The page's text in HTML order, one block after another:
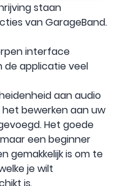
staan
van GarageBand.
interface
de applicatie veel
aan audio
bewerken aan uw
Het goede
een beginner
gemakkelijk is om te
je wilt